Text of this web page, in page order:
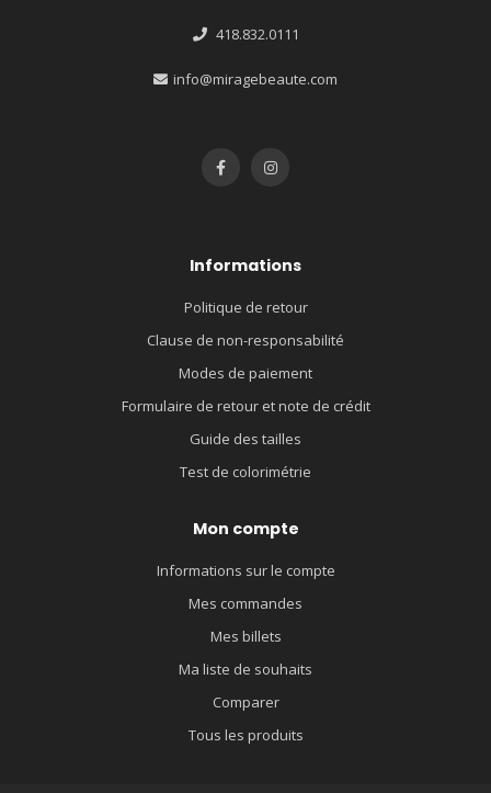
418.832.0111
info@miragebeaute.com
Informations
Politique de retour
Clause de non-responsabilité
Modes de paiement
Formulaire de retour et note de crédit
Guide des tailles
Test de colorimétrie
Mon compte
Informations sur le compte
Mes commandes
Mes billets
Ma liste de souhaits
Comparer
Tous les produits